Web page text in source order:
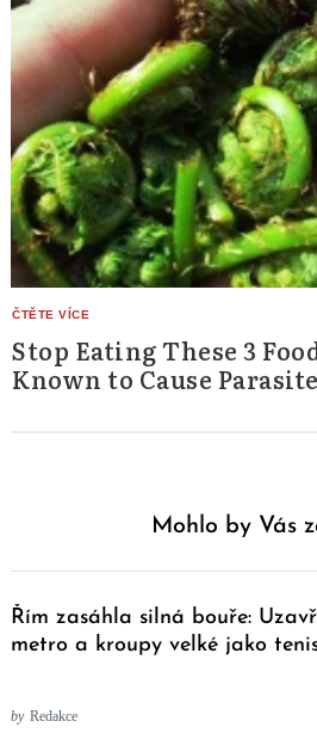
Stop Eating These 3
Known to Cause
Mohlo by Vás
Řím zasáhla silná bouře:
metro a kroupy velké jako
by Redakce